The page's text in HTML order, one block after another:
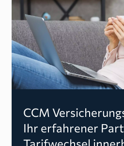
CCM
Ihr erfahrener